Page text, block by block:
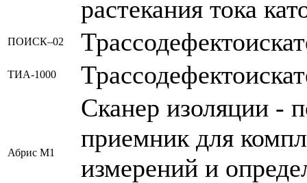
растекания тока
ПОИСК–02
ТИА-1000
Абрис М1
Сканер изоляции -
приемник для
измерений и